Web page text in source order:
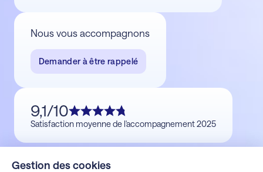
Nous vous accompagnons
Demander à être rappelé
9,1/10
Satisfaction moyenne de l'accompagnement 2025
Gestion des cookies